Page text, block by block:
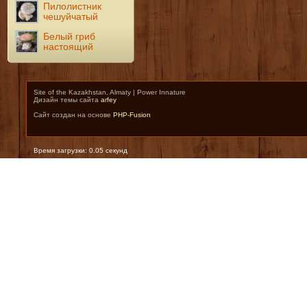
Пилолистник
чешуйчатый
Белый гриб
настоящий
Site of the Kazakhstan, Almaty | Power Innature
Дизайн темы сайта arfey
Сайт создан на основе PHP-Fusion
Время загрузки: 0.05 секунд